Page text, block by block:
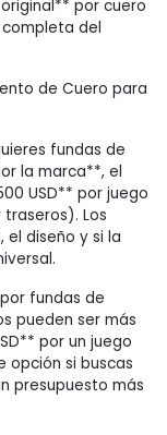
por cuero
del
de Cuero para
fundas de
la marca**, el
USD** por juego
Los
diseño y si la
fundas de
pueden ser más
por un juego
opción si buscas
presupuesto más